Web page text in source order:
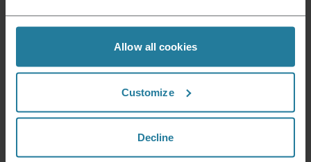
Allow all cookies
Customize
Decline
Wij combineren intuïtieve
techniek met Duitse
Wij zetten in op